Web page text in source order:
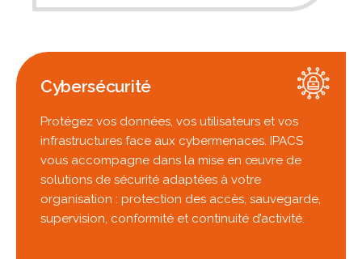
Cybersécurité
Protégez vos données, vos utilisateurs et vos
infrastructures face aux cybermenaces. IPACS
vous accompagne dans la mise en œuvre de
solutions de sécurité adaptées à votre
organisation : protection des accès, sauvegarde,
supervision, conformité et continuité d’activité.